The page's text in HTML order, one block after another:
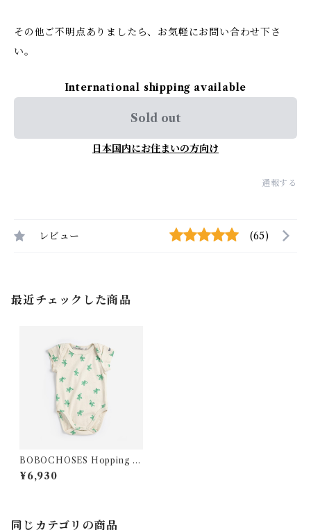
その他ご不明点ありましたら、お気軽にお問い合わせ下さ
い。
International shipping available
Sold out
日本国内にお住まいの方向け
通報する
レビュー (65)
最近チェックした商品
BOBOCHOSES Hopping F
rog all over body /6・12m
¥6,930
同じカテゴリの商品